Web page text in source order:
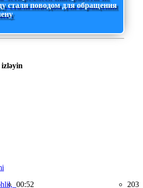
стали поводом для обращения
izləyin
00:52 203